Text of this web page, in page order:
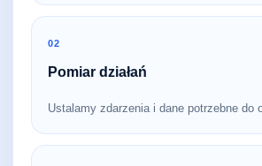
02
Pomiar działań
Ustalamy zdarzenia i dane potrzebne do